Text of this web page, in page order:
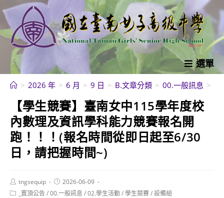
跳
轉
至
內
選單
> 2026 年 > 6 月 > 9 日 > B.文章分類 > 00.一般訊息 >
【學生競賽】臺南女中115學年度校
內數理及資訊學科能力競賽報名開
跑！！！(報名時間從即日起至6/30
日，請把握時間~)
Post
author:
tngsequip
Post
published:
2026-06-09
Post _置頂公告/00.一般訊息 /02.學生活動/學生競賽/設備組